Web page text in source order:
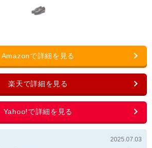
2025.07.03